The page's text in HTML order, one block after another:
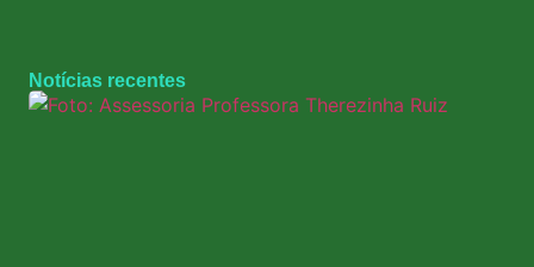
Notícias recentes